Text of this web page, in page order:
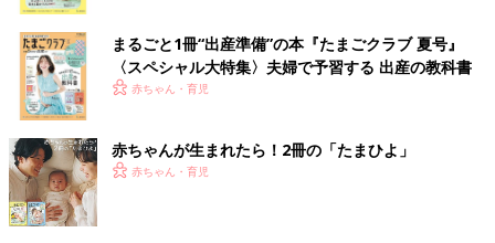
●卒園児退場
先生や保護者の拍手の中、退場します。
●記念撮影
園長先生、担任の保育士、保護者とともに卒園児の集合写真を撮
ります。
卒園式当日の服装や持ち物は？
まるごと1冊“出産準備”の本『たまごクラブ 夏号』
〈スペシャル大特集〉夫婦で予習する 出産の教科書
赤ちゃん・育児
赤ちゃんが生まれたら！2冊の「たまひよ」
赤ちゃん・育児